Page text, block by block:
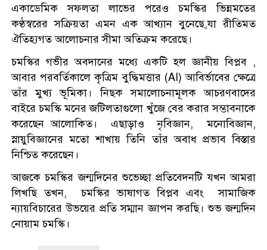
একাডেমিক সফলতা লাভের পরেও চমস্কির ভিন্নমতের
কণ্ঠস্বরের সক্রিয়তা এমন এক আখ্যান বুনেছে,যা রীতিমত
ঐতিহ্যগত আলোচনার সীমা অতিক্রম করেছে।
চমস্কির গভীর অবদানের মধ্যে একটি হল জ্ঞানীয় বিপ্লব ,
আবার পরবর্তিকালে কৃত্রিম বুদ্ধিমত্তার (AI) আবির্ভাবের ক্ষেত্রে
তাঁর মুখ্য ভূমিকা। নিছক সমালোচনামূলক আচরণবাদের
বাইরে চমস্কি মনের জটিলতাগুলো খুঁজে বের করার সম্ভাবনাকে
করেছেন আলোকিত। এছাড়াও নৃবিজ্ঞান, মনোবিজ্ঞান,
স্নায়ুবিজ্ঞানের মতো শাখায় তিনি তাঁর অবাধ প্রভাব বিস্তার
নিশ্চিত করেছেন।
আজকে চমস্কির জন্মদিনের শুভেচ্ছা প্রতিবেদনটি যখন আমরা
লিখছি তখন, চমস্কির ভাষাগত বিপ্লব এবং সামাজিক
ন্যায়বিচারের উভয়ের প্রতি সম্মান জ্ঞাপন করছি। শুভ জন্মদিন
নোয়াম চমস্কি।